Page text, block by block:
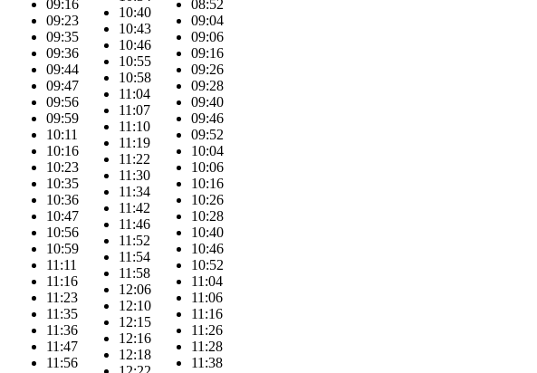
09:16
09:23
09:35
09:36
09:44
09:47
09:56
09:59
10:11
10:16
10:23
10:35
10:36
10:47
10:56
10:59
11:11
11:16
11:23
11:35
11:36
11:47
11:56
10:40
10:43
10:46
10:55
10:58
11:04
11:07
11:10
11:19
11:22
11:30
11:34
11:42
11:46
11:52
11:54
11:58
12:06
12:10
12:15
12:16
12:18
08:52
09:04
09:06
09:16
09:26
09:28
09:40
09:46
09:52
10:04
10:06
10:16
10:26
10:28
10:40
10:46
10:52
11:04
11:06
11:16
11:26
11:28
11:38